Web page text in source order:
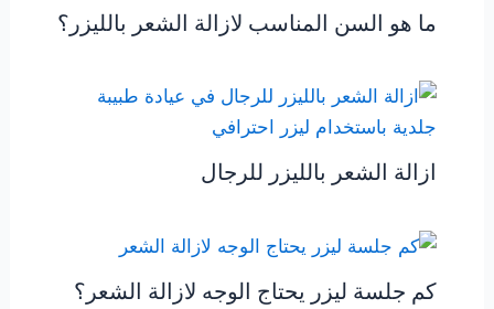
ما هو السن المناسب لازالة الشعر بالليزر؟
ازالة الشعر بالليزر للرجال
كم جلسة ليزر يحتاج الوجه لازالة الشعر؟